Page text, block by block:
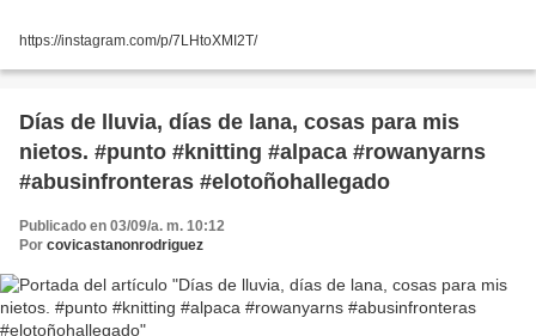
https://instagram.com/p/7LHtoXMI2T/
Días de lluvia, días de lana, cosas para mis
nietos. #punto #knitting #alpaca #rowanyarns
#abusinfronteras #elotoñohallegado
Publicado en 03/09/a. m. 10:12
Por covicastanonrodriguez